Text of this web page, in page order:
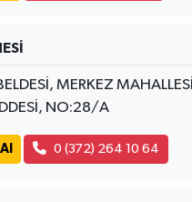
MERKEZ
NO:28/A
0 (372) 264 10 64